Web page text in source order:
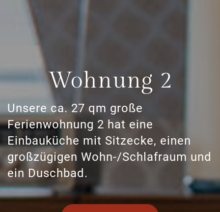
Wohnung 2
Unsere ca. 27 qm große
Ferienwohnung 2 hat eine
Einbauküche mit Sitzecke, einen
großzügigen Wohn-/Schlafraum und
ein Duschbad.